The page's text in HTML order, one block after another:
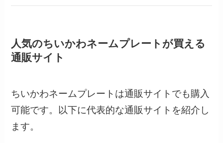
人気のちいかわネームプレートが買える
通販サイト
ちいかわネームプレートは通販サイトでも購入
可能です。以下に代表的な通販サイトを紹介し
ます。